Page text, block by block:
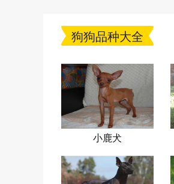
狗狗品种大全
小鹿犬